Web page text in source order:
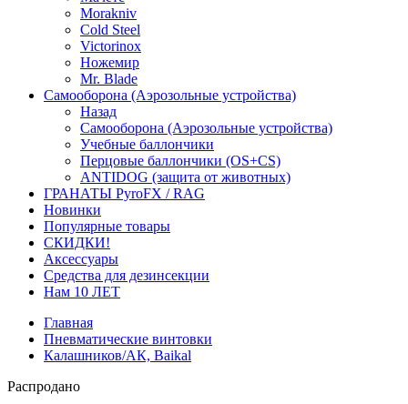
Morakniv
Cold Steel
Victorinox
Ножемир
Mr. Blade
Самооборона (Аэрозольные устройства)
Назад
Самооборона (Аэрозольные устройства)
Учебные баллончики
Перцовые баллончики (OS+CS)
ANTIDOG (защита от животных)
ГРАНАТЫ PyroFX / RAG
Новинки
Популярные товары
СКИДКИ!
Аксессуары
Средства для дезинсекции
Нам 10 ЛЕТ
Главная
Пневматические винтовки
Калашников/АК, Baikal
Распродано